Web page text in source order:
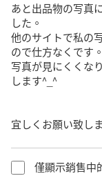
あと出品物の写真
した。
他のサイトで私の
ので仕方なくです。
写真が見にくくな
します^_^
宜しくお願い致し
僅顯示銷售中